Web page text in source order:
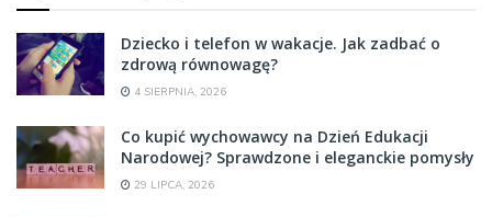
Dziecko i telefon w wakacje. Jak zadbać o
zdrową równowagę?
4 SIERPNIA, 2026
Co kupić wychowawcy na Dzień Edukacji
Narodowej? Sprawdzone i eleganckie pomysły
29 LIPCA, 2026